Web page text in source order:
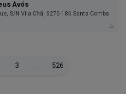
Avós
S/N Vila Chã, 6270-186 Santa Comba
3 526